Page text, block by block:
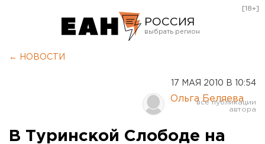
РОССИЯ
Курган
Оренбург
[18+]
← НОВОСТИ
17 МАЯ 2010 В 10:54
Ольга Беляева
В Туринской Слободе на